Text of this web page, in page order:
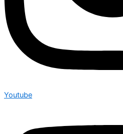
Youtube